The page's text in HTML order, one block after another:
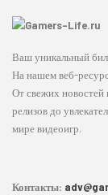
Ваш уникальный
На нашем веб-
От свежих новостей
релизов до
мире видеоигр.
Контакты: